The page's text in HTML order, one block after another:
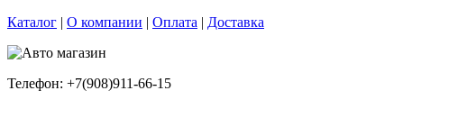
Каталог | О компании | Оплата | Доставка
Телефон: +7(908)911-66-15